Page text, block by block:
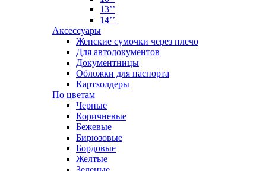
13’’
14’’
Аксессуары
Женские сумочки через плечо
Для автодокументов
Документницы
Обложки для паспорта
Картхолдеры
По цветам
Черные
Коричневые
Бежевые
Бирюзовые
Бордовые
Желтые